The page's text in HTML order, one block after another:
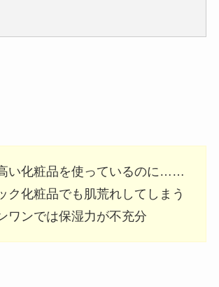
い化粧品を使っているのに……
ク化粧品でも肌荒れしてしまう
ワンでは保湿力が不充分